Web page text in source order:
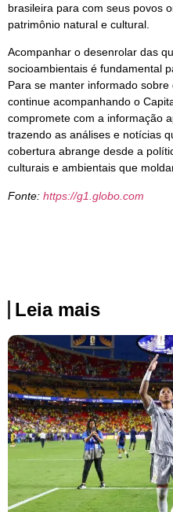
brasileira para com seus povos
patrimônio natural e cultural.
Acompanhar o desenrolar das
socioambientais é fundamental
Para se manter informado
continue acompanhando o
compromete com a informação
trazendo as análises e notícias
cobertura abrange desde a
culturais e ambientais que
Fonte: https://g1.globo.com
Leia mais